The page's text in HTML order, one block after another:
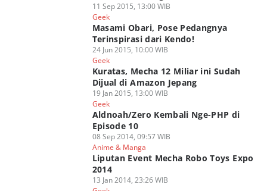
11 Sep 2015, 13:00 WIB
Geek
Masami Obari, Pose Pedangnya
Terinspirasi dari Kendo!
24 Jun 2015, 10:00 WIB
Geek
Kuratas, Mecha 12 Miliar ini Sudah
Dijual di Amazon Jepang
19 Jan 2015, 13:00 WIB
Geek
Aldnoah/Zero Kembali Nge-PHP di
Episode 10
08 Sep 2014, 09:57 WIB
Anime & Manga
Liputan Event Mecha Robo Toys Expo
2014
13 Jan 2014, 23:26 WIB